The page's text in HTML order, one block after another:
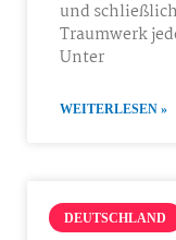
und
Traumwerk
Unter
WEITERLESEN »
DEUTSCHLAND